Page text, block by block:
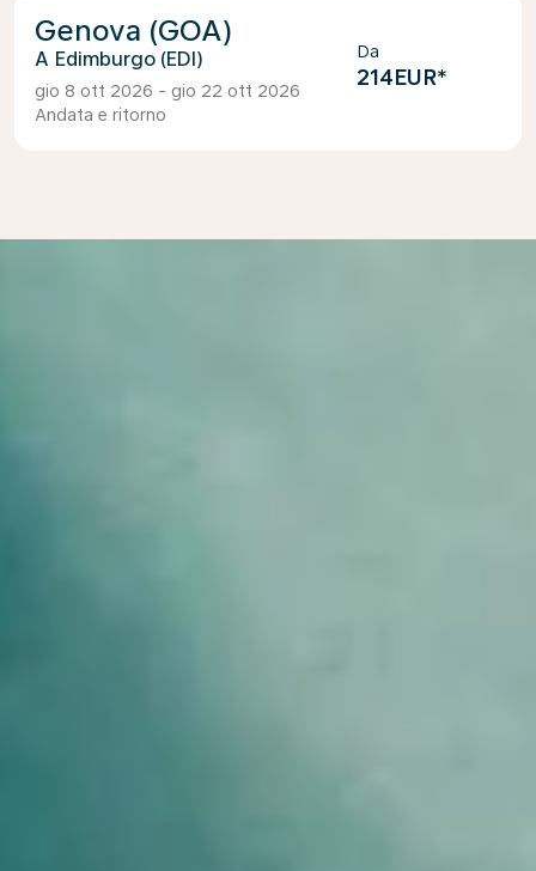
Genova (GOA)
Edimburgo (EDI)
gio 8 ott 2026 - gio 22 ott 2026
Andata e ritorno
Da
214EUR*